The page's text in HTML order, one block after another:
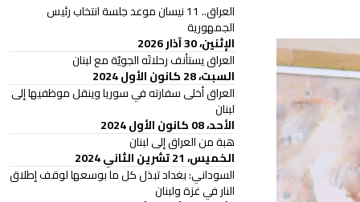
العراق.. 11 نيسان موعد جلسة انتخاب رئيس
الجمهورية
الإثنين، 30 آذار 2026
العراق يستأنف رحلاتَه الجويّة مع لبنان
السبت، 28 كانون الأول 2024
العراق أخلى سفارته في سوريا وينقل موظفيها إلى
لبنان
الأحد، 08 كانون الأول 2024
هبة من العراق إلى لبنان
الخميس، 21 تشرين الثاني 2024
السوداني: بغداد تبذل كل ما بوسعها لوقف إطلاق
النار في غزة ولبنان